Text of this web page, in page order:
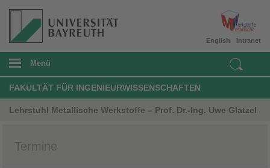
Intranet
English
Menü
FAKULTÄT FÜR INGENIEURWISSENSCHAFTEN
Lehrstuhl Metallische Werkstoffe – Prof. Dr.-Ing. Uwe Glatzel
Termine